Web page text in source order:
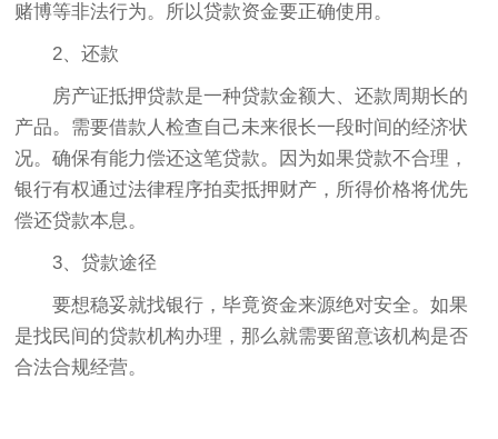
赌博等非法行为。所以贷款资金要正确使用。
2、还款
房产证抵押贷款是一种贷款金额大、还款周期长的
产品。需要借款人检查自己未来很长一段时间的经济状
况。确保有能力偿还这笔贷款。因为如果贷款不合理，
银行有权通过法律程序拍卖抵押财产，所得价格将优先
偿还贷款本息。
3、贷款途径
要想稳妥就找银行，毕竟资金来源绝对安全。如果
是找民间的贷款机构办理，那么就需要留意该机构是否
合法合规经营。